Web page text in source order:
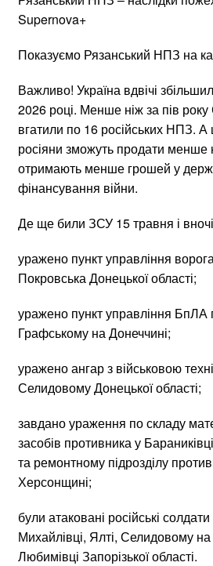
Supernova+
Показуємо Рязанський НПЗ на
Важливо! Україна вдвічі
2026 році. Менше ніж за пів
вгатили по 16 російських НПЗ.
росіяни зможуть продати менше
отримають менше грошей у
фінансування війни.
Де ще били ЗСУ 15 травня і
уражено пункт управління
Покровська Донецької області;
уражено пункт управління БпЛА
Графському на Донеччині;
уражено ангар з військовою
Селидовому Донецької області;
завдано ураження по складу
засобів противника у
та ремонтному підрозділу
Херсонщині;
були атаковані російські
Михайлівці, Ялті, Селидовому
Любимівці Запорізької області.